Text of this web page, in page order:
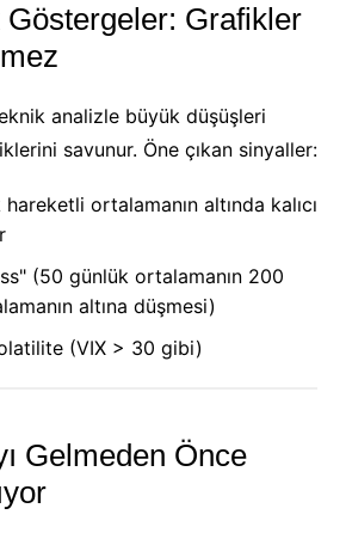
Göstergeler: Grafikler
analizle büyük düşüşleri
savunur. Öne çıkan sinyaller:
ortalamanın altında kalıcı
(50 günlük ortalamanın 200
altına düşmesi)
(VIX > 30 gibi)
Gelmeden Önce